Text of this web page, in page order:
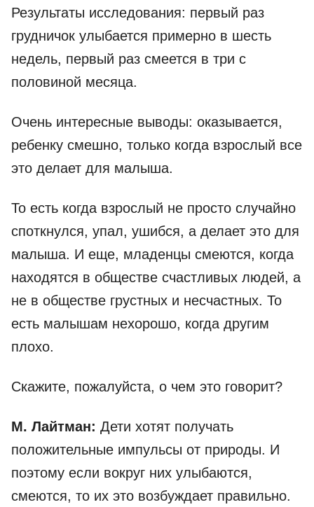
Результаты исследования: первый раз
грудничок улыбается примерно в шесть
недель, первый раз смеется в три с
половиной месяца.
Очень интересные выводы: оказывается,
ребенку смешно, только когда взрослый все
это делает для малыша.
То есть когда взрослый не просто случайно
споткнулся, упал, ушибся, а делает это для
малыша. И еще, младенцы смеются, когда
находятся в обществе счастливых людей, а
не в обществе грустных и несчастных. То
есть малышам нехорошо, когда другим
плохо.
Скажите, пожалуйста, о чем это говорит?
М. Лайтман: Дети хотят получать
положительные импульсы от природы. И
поэтому если вокруг них улыбаются,
смеются, то их это возбуждает правильно.